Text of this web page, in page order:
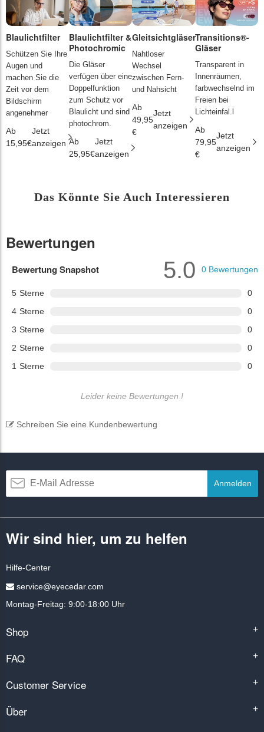
Blaulichtfilter
Schützen Sie Ihre
Augen und
machen Sie die
Zeit vor dem
Bildschirm
angenehmer
Ab
15,95€
Jetzt
anzeigen
Blaulichtfilter &
Photochromic
Die Gläser
verfügen über eine
Doppelfunktion
zum Schutz vor
Blaulicht und sind
photochrom.
Ab
25,95€
Jetzt
anzeigen
Gleitsichtgläser
Nahtloser
Wechsel
zwischen Fern-
und Nahsicht
Ab
49,95
€
Jetzt
anzeigen
Transitions®-
Gläser
Transparent in
Innenräumen,
farbwechselnd im
Freien bei
Lichteinfal.l
Ab
79,95
€
Jetzt
anzeigen
Das Könnte Sie Auch Interessieren
Bewertungen
Bewertung Snapshot
5 Sterne
0
4 Sterne
0
3 Sterne
0
2 Sterne
0
1 Sterne 0
5.0 0 Bewertungen
Leider keine Bewertungen !
Schreiben Sie eine Kundenbewertung
Anmelden
Wir sind hier, um zu helfen
Hilfe-Center
service@eyecedar.com
Montag-Freitag: 9:00-18:00 Uhr
Shop +
FAQ +
Customer Service +
Über +